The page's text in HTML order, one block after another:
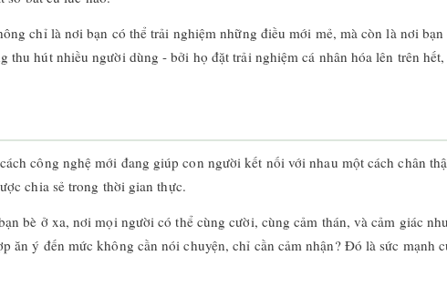
chỉ là nơi bạn có thể trải nghiệm những điều mới mẻ, mà còn là nơi
thu hút nhiều người dùng - bởi họ đặt trải nghiệm cá nhân hóa lên trên
công nghệ mới đang giúp con người kết nối với nhau một cách chân
chia sẻ trong thời gian thực.
bè ở xa, nơi mọi người có thể cùng cười, cùng cảm thán, và cảm giác
ăn ý đến mức không cần nói chuyện, chỉ cần cảm nhận? Đó là sức mạnh